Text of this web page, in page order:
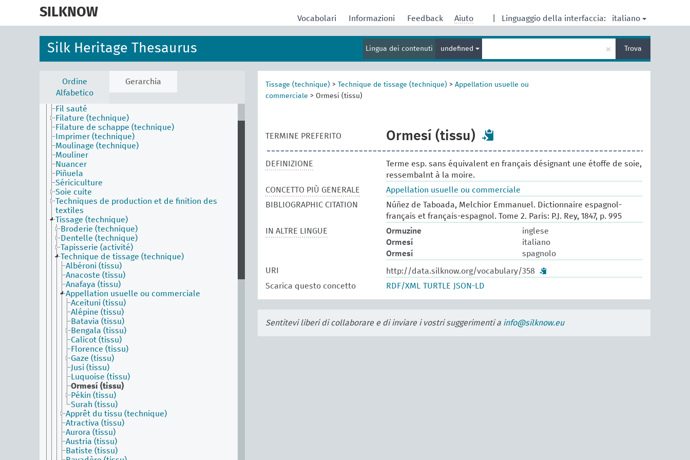
SILKNOW Linguaggio della interfaccia: italiano
Vocabolari Informazioni Feedback Aiuto
Silk Heritage Thesaurus Lingua dei contenuti undefined
termine
per
la
× Trova
Ordine
Alfabetico
Gerarchia
Activities Facet (en)
Broder
Contexture
Fil sauté
Filature (technique)
Filature de schappe (technique)
Imprimer (technique)
Moulinage (technique)
Mouliner
Nuancer
Piñuela
Sériciculture
Soie cuite
Techniques de production et de finition des
textiles
Tissage (technique)
Broderie (technique)
Dentelle (technique)
Tapisserie (activité)
Technique de tissage (technique)
Albéroni (tissu)
Anacoste (tissu)
Anafaya (tissu)
Appellation usuelle ou commerciale
Aceituni (tissu)
Alépine (tissu)
Batavia (tissu)
Bengala (tissu)
Calicot (tissu)
Florence (tissu)
Gaze (tissu)
Jusi (tissu)
Luquoise (tissu)
Ormesí (tissu)
Pékin (tissu)
Surah (tissu)
Apprêt du tissu (technique)
Atractiva (tissu)
Aurora (tissu)
Austria (tissu)
Batiste (tissu)
Tissage (technique) > Technique de tissage (technique) > Appellation usuelle ou
commerciale > Ormesí (tissu)
TERMINE PREFERITO Ormesí (tissu)
DEFINIZIONE
Terme esp. sans équivalent en français désignant une étoffe de soie,
ressembalnt à la moire.
CONCETTO PIÙ GENERALE
Appellation usuelle ou commerciale
BIBLIOGRAPHIC CITATION
Núñez de Taboada, Melchior Emmanuel. Dictionnaire espagnol-
français et français-espagnol. Tome 2. Paris: P.J. Rey, 1847, p. 995
IN ALTRE LINGUE
Ormuzine
inglese
Ormesí
italiano
Ormesí
spagnolo
URI
http://data.silknow.org/vocabulary/358
Scarica questo concetto
RDF/XML TURTLE JSON-LD
Sentitevi liberi di collaborare e di inviare i vostri suggerimenti a info@silknow.eu